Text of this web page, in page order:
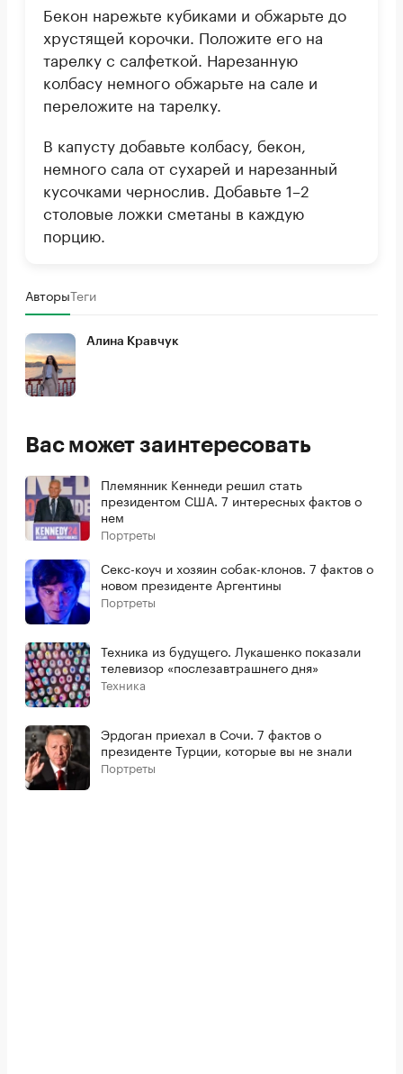
Бекон нарежьте кубиками и обжарьте до
хрустящей корочки. Положите его на
тарелку с салфеткой. Нарезанную
колбасу немного обжарьте на сале и
переложите на тарелку.
В капусту добавьте колбасу, бекон,
немного сала от сухарей и нарезанный
кусочками чернослив. Добавьте 1–2
столовые ложки сметаны в каждую
порцию.
АвторыТеги
Алина Кравчук
Вас может заинтересовать
Племянник Кеннеди решил стать
президентом США. 7 интересных фактов о
нем
Портреты
Секс-коуч и хозяин собак-клонов. 7 фактов о
новом президенте Аргентины
Портреты
Техника из будущего. Лукашенко показали
телевизор «послезавтрашнего дня»
Техника
Эрдоган приехал в Сочи. 7 фактов о
президенте Турции, которые вы не знали
Портреты